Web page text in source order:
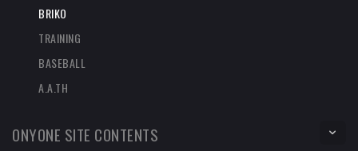
BRIKO
TRAINING
BASEBALL
A.A.TH
ONYONE SITE CONTENTS